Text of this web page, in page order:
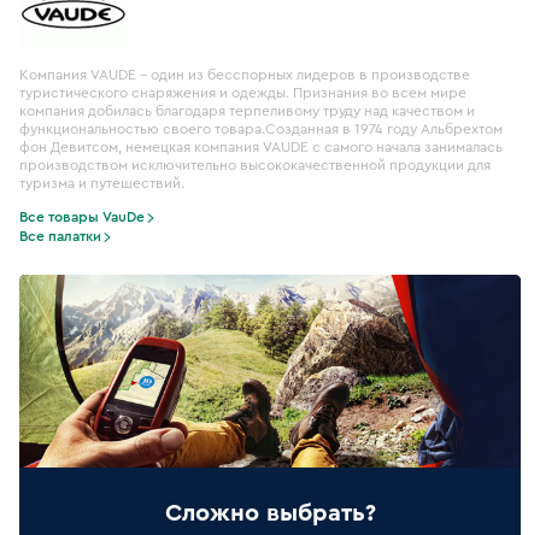
Компания VAUDE – один из бесспорных лидеров в производстве
туристического снаряжения и одежды. Признания во всем мире
компания добилась благодаря терпеливому труду над качеством и
функциональностью своего товара.Созданная в 1974 году Альбрехтом
фон Девитсом, немецкая компания VAUDE с самого начала занималась
производством исключительно высококачественной продукции для
туризма и путешествий.
Все товары VauDe
Все палатки
Сложно выбрать?